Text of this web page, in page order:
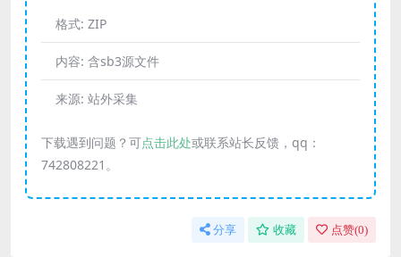
格式: ZIP
内容: 含sb3源文件
来源: 站外采集
下载遇到问题？可点击此处或联系站长反馈，qq：
742808221。
分享 收藏 点赞(0)